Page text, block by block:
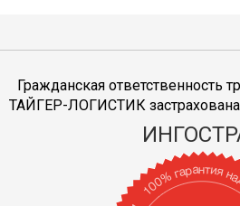
Гражданская ответственность
ТАЙГЕР-ЛОГИСТИК